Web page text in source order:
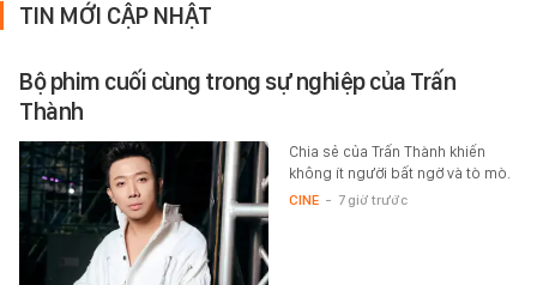
TIN MỚI CẬP NHẬT
Bộ phim cuối cùng trong sự nghiệp của Trấn
Thành
Chia sẻ của Trấn Thành khiến
không ít người bất ngờ và tò mò.
CINE - 7 giờ trước